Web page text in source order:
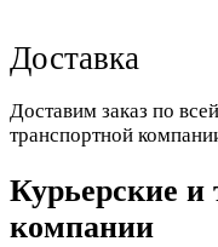
Доставка
Доставим заказ по
транспортной
Курьерские и
компании